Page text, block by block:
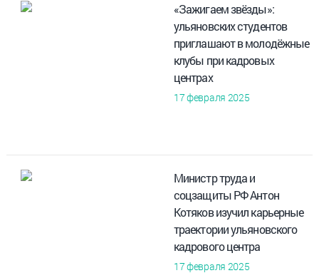
«Зажигаем звёзды»:
ульяновских студентов
приглашают в молодёжные
клубы при кадровых
центрах
17 февраля 2025
Министр труда и
соцзащиты РФ Антон
Котяков изучил карьерные
траектории ульяновского
кадрового центра
17 февраля 2025